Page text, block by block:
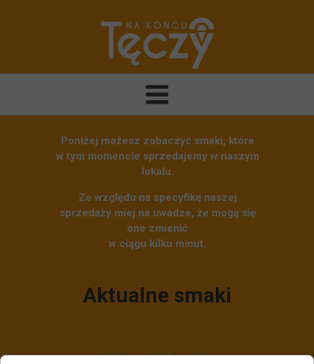
Poniżej możesz zobaczyć smaki, które
w tym momencie sprzedajemy w naszym
lokalu.
Ze względu na specyfikę naszej
sprzedaży miej na uwadze, że mogą się
one zmienić
w ciągu kilku minut.
Aktualne smaki
Jabłko z miętą (sorbet)